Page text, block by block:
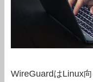
WireGuardはLinux